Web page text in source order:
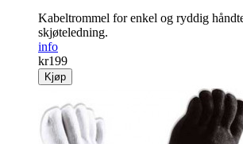
Kabel­trommel for enkel og ryddig
skjøteledning.
info
kr199
Kjøp